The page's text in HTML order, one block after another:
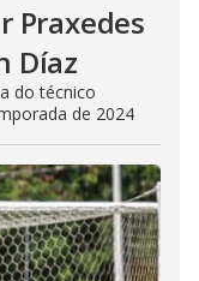
Praxedes
Díaz
do técnico
de 2024